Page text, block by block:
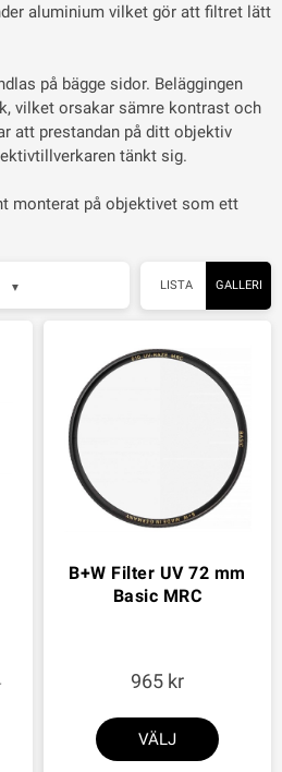
aluminium vilket gör att filtret lätt
på bägge sidor. Beläggingen
vilket orsakar sämre kontrast och
att prestandan på ditt objektiv
tänkt sig.
monterat på objektivet som ett
LISTA GALLERI
B+W Filter UV 72 mm
Basic MRC
965
VÄLJ